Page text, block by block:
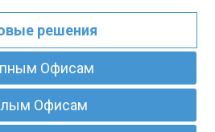
решения
Офисам
Офисам